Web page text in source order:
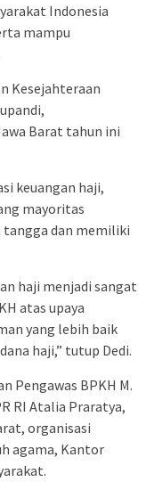
Indonesia
mampu
Kesejahteraan
Barat tahun ini
keuangan haji,
mayoritas
tangga dan memiliki
haji menjadi sangat
atas upaya
yang lebih baik
haji,” tutup Dedi.
Pengawas BPKH M.
RI Atalia Praratya,
organisasi
agama, Kantor